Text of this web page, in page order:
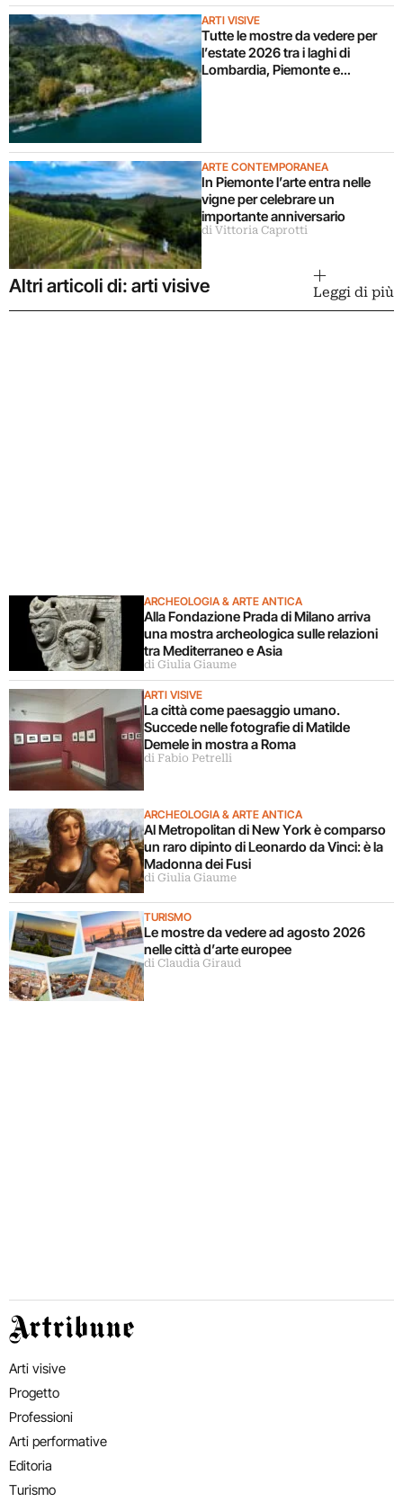
ARTI VISIVE
Tutte le mostre da vedere per
l’estate 2026 tra i laghi di
Lombardia, Piemonte e
ARTE CONTEMPORANEA
In Piemonte l’arte entra nelle
vigne per celebrare un
importante anniversario
di Vittoria Caprotti
Altri articoli di: arti visive Leggi di più
ARCHEOLOGIA & ARTE ANTICA
Alla Fondazione Prada di Milano arriva
una mostra archeologica sulle relazioni
tra Mediterraneo e Asia
di Giulia Giaume
ARTI VISIVE
La città come paesaggio umano.
Succede nelle fotografie di Matilde
Demele in mostra a Roma
di Fabio Petrelli
ARCHEOLOGIA & ARTE ANTICA
Al Metropolitan di New York è comparso
un raro dipinto di Leonardo da Vinci: è la
Madonna dei Fusi
di Giulia Giaume
TURISMO
Le mostre da vedere ad agosto 2026
nelle città d’arte europee
di Claudia Giraud
Artribune
Arti visive
Progetto
Professioni
Arti performative
Editoria
Turismo